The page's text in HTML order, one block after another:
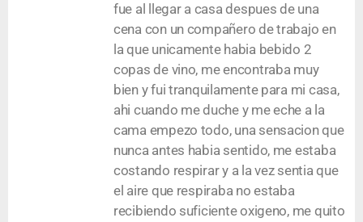
fue al llegar a casa despues de una
cena con un compañero de trabajo en
la que unicamente habia bebido 2
copas de vino, me encontraba muy
bien y fui tranquilamente para mi casa,
ahi cuando me duche y me eche a la
cama empezo todo, una sensacion que
nunca antes habia sentido, me estaba
costando respirar y a la vez sentia que
el aire que respiraba no estaba
recibiendo suficiente oxigeno, me quito